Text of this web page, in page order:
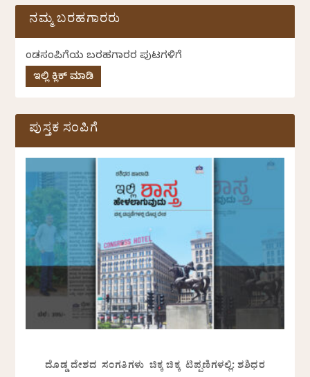
ನಮ್ಮ ಬರಹಗಾರರು
ಕೆಂಡಸಂಪಿಗೆಯ ಬರಹಗಾರರ ಪುಟಗಳಿಗೆ
ಇಲ್ಲಿ ಕ್ಲಿಕ್ ಮಾಡಿ
ಪುಸ್ತಕ ಸಂಪಿಗೆ
ದೊಡ್ಡ ದೇಶದ ಸಂಗತಿಗಳು ಚಿಕ್ಕ ಚಿಕ್ಕ ಟಿಪ್ಪಣಿಗಳಲ್ಲಿ: ಶಶಿಧರ